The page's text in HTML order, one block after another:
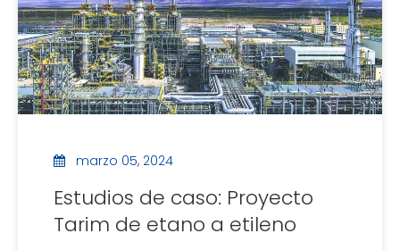
marzo 05, 2024
Estudios de caso: Proyecto
Tarim de etano a etileno